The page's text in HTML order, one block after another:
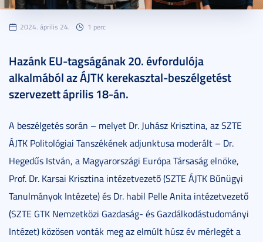
2024. április 24. 1 perc
Hazánk EU-tagságának 20. évfordulója
alkalmából az ÁJTK kerekasztal-beszélgetést
szervezett április 18-án.
A beszélgetés során – melyet Dr. Juhász Krisztina, az SZTE
ÁJTK Politológiai Tanszékének adjunktusa moderált – Dr.
Hegedűs István, a Magyarországi Európa Társaság elnöke,
Prof. Dr. Karsai Krisztina intézetvezető (SZTE ÁJTK Bűnügyi
Tanulmányok Intézete) és Dr. habil Pelle Anita intézetvezető
(SZTE GTK Nemzetközi Gazdaság- és Gazdálkodástudományi
Intézet) közösen vonták meg az elmúlt húsz év mérlegét a